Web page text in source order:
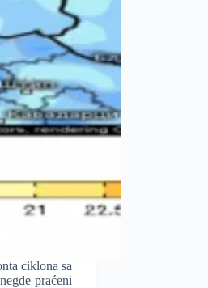
ciklona sa
praćeni